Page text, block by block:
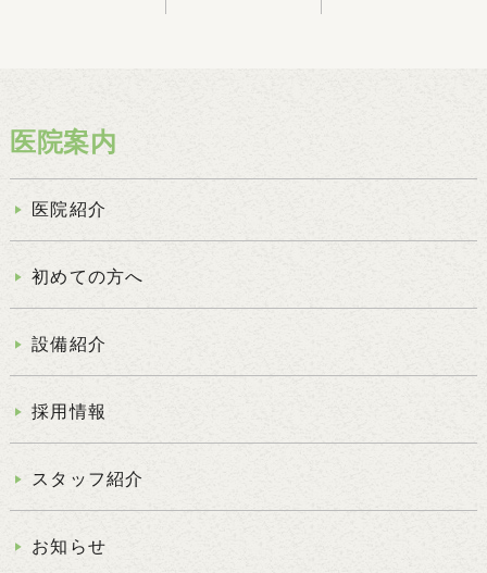
医院案内
医院紹介
初めての方へ
設備紹介
採用情報
スタッフ紹介
お知らせ